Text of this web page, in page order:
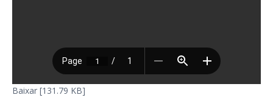
Baixar [131.79 KB]